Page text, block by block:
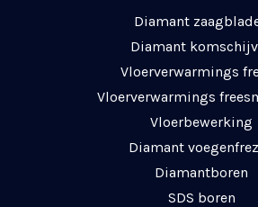
Diamant
Diamant
Vloerverwarmings
Vloerverwarmings
Vloerbewerking
Diamant
Diamantboren
SDS boren